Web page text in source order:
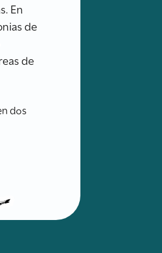
En
de
de
dos